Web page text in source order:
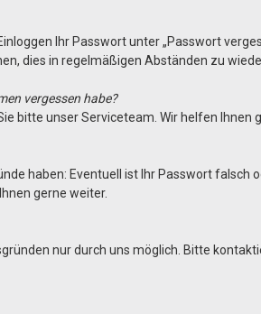
Ihr Passwort unter „Passwort
dies in regelmäßigen Abständen zu
vergessen habe?
bitte unser Serviceteam. Wir helfen Ihnen
haben: Eventuell ist Ihr Passwort
gerne weiter.
nur durch uns möglich. Bitte